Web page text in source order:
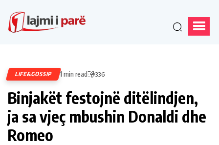
LIFE&GOSSIP 1 min read 336
Binjakët festojnë ditëlindjen,
ja sa vjeç mbushin Donaldi dhe
Romeo